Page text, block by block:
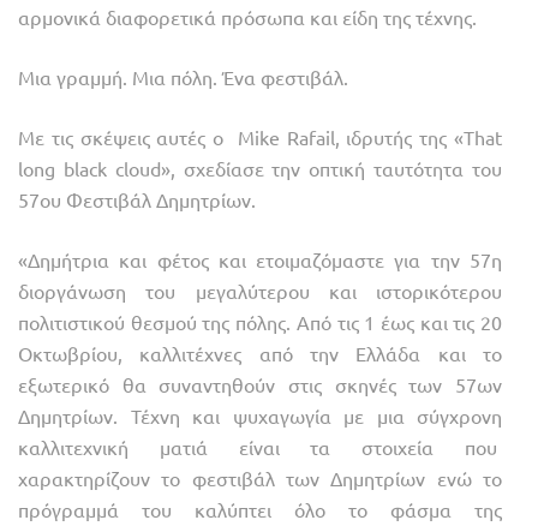
αρμονικά διαφορετικά πρόσωπα και είδη της τέχνης.
Μια γραμμή. Μια πόλη. Ένα φεστιβάλ.
Με τις σκέψεις αυτές ο Mike Rafail, ιδρυτής της «That
long black cloud», σχεδίασε την οπτική ταυτότητα του
57ου Φεστιβάλ Δημητρίων.
«Δημήτρια και φέτος και ετοιμαζόμαστε για την 57η
διοργάνωση του μεγαλύτερου και ιστορικότερου
πολιτιστικού θεσμού της πόλης. Από τις 1 έως και τις 20
Οκτωβρίου, καλλιτέχνες από την Ελλάδα και το
εξωτερικό θα συναντηθούν στις σκηνές των 57ων
Δημητρίων. Τέχνη και ψυχαγωγία με μια σύγχρονη
καλλιτεχνική ματιά είναι τα στοιχεία που
χαρακτηρίζουν το φεστιβάλ των Δημητρίων ενώ το
πρόγραμμά του καλύπτει όλο το φάσμα της